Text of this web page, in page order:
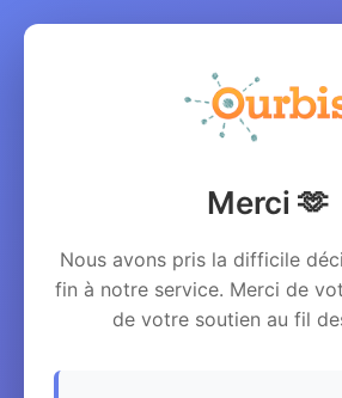
Merci 🫶
Nous avons pris la difficile
fin à notre service. Merci de
de votre soutien au fil